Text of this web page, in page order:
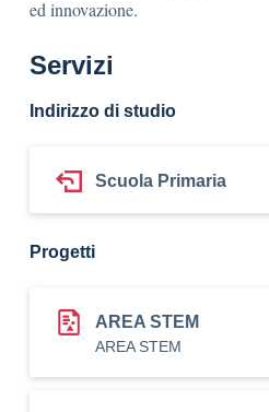
ed innovazione.
Servizi
Indirizzo di studio
Scuola Primaria
Progetti
AREA STEM
AREA STEM